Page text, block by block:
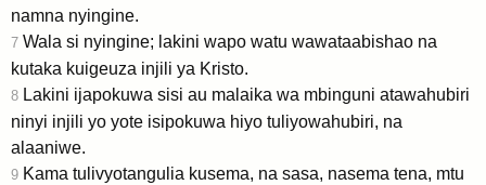
namna nyingine.
7 Wala si nyingine; lakini wapo watu wawataabishao na
kutaka kuigeuza injili ya Kristo.
8 Lakini ijapokuwa sisi au malaika wa mbinguni atawahubiri
ninyi injili yo yote isipokuwa hiyo tuliyowahubiri, na
alaaniwe.
9 Kama tulivyotangulia kusema, na sasa, nasema tena, mtu